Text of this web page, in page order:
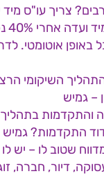
צריך עו"ס
באופן אוטומטי.
השיקומי
– גמיש
והתקדמות
התקדמות? גמיש
שטוב לו – יש
דיור, חברה,